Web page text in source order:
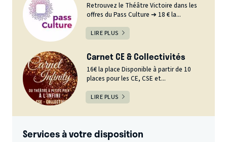
Retrouvez le Théâtre Victoire dans les
offres du Pass Culture ➔ 18 € la...
LIRE PLUS
Carnet CE & Collectivités
16€ la place Disponible à partir de 10
places pour les CE, CSE et...
LIRE PLUS
Services à votre disposition